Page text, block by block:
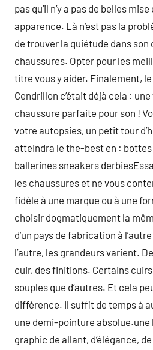
pas qu’il n’y a pas de belles
apparence. Là n’est pas la
de trouver la quiétude dans son
chaussures. Opter pour les
titre vous y aider. Finalement,
Cendrillon c’était déjà cela :
chaussure parfaite pour son !
votre autopsies, un petit tour
atteindra le the-best en :
ballerines sneakers
les chaussures et ne vous
fidèle à une marque ou à une
choisir dogmatiquement la
d’un pays de fabrication à
l’autre, les grandeurs varient.
cuir, des finitions. Certains
souples que d’autres. Et cela
différence. Il suffit de temps à
une demi-pointure absolue.une
graphic de allant, d’élégance,